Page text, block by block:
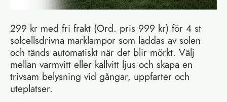
299 kr med fri frakt (Ord. pris 999 kr) för 4 st
solcellsdrivna marklampor som laddas av solen
och tänds automatiskt när det blir mörkt. Välj
mellan varmvitt eller kallvitt ljus och skapa en
trivsam belysning vid gångar, uppfarter och
uteplatser.